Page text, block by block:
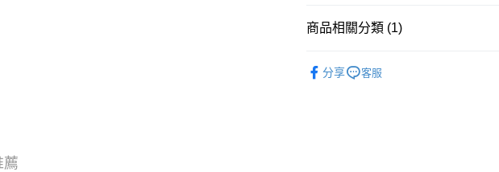
WeChat Pay
相關說明
商品相關分類 (1)
分享
客服
薦